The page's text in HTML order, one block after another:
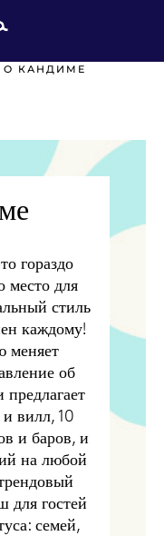
О КАНДИМЕ
гораздо
место для
стиль
каждому!
меняет
об
вилл, 10
и баров, и
на любой
для гостей
семей,